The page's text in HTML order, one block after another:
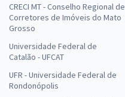
CRECI MT - Conselho Regional de
Corretores de Imóveis do Mato
Grosso
Universidade Federal de
Catalão - UFCAT
UFR - Universidade Federal de
Rondonópolis